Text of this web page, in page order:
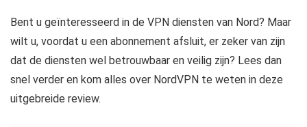
Bent u geïnteresseerd in de VPN diensten van Nord? Maar
wilt u, voordat u een abonnement afsluit, er zeker van zijn
dat de diensten wel betrouwbaar en veilig zijn? Lees dan
snel verder en kom alles over NordVPN te weten in deze
uitgebreide review.